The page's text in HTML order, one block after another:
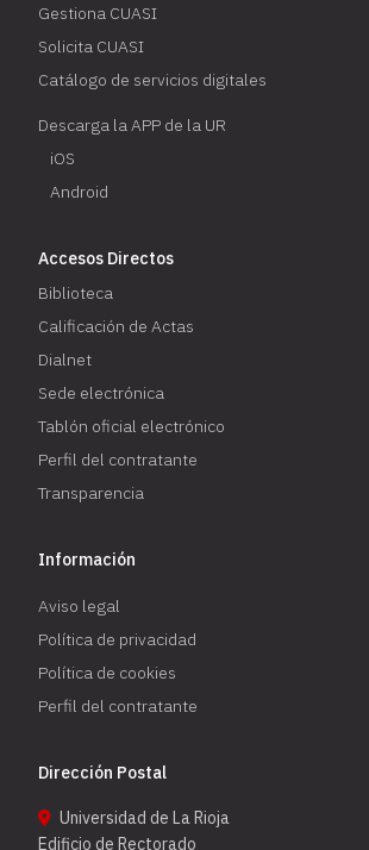
Gestiona CUASI
Solicita CUASI
Catálogo de servicios digitales
Descarga la APP de la UR
iOS
Android
Accesos Directos
Biblioteca
Calificación de Actas
Dialnet
Sede electrónica
Tablón oficial electrónico
Perfil del contratante
Transparencia
Información
Aviso legal
Política de privacidad
Política de cookies
Perfil del contratante
Dirección Postal
Universidad de La Rioja
Edificio de Rectorado